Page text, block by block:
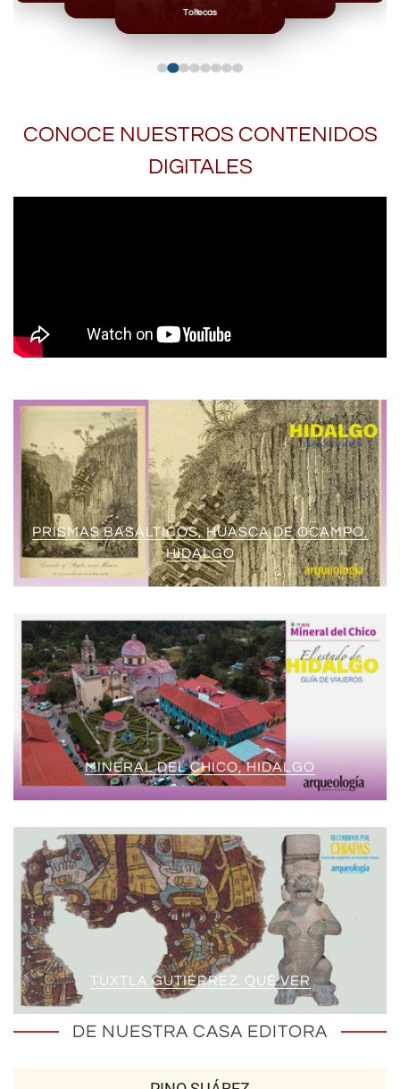
Toltecas
CONOCE NUESTROS CONTENIDOS
DIGITALES
PRISMAS BASÁLTICOS, HUASCA DE OCAMPO,
HIDALGO
MINERAL DEL CHICO, HIDALGO
TUXTLA GUTIÉRREZ. QUÉ VER
DE NUESTRA CASA EDITORA